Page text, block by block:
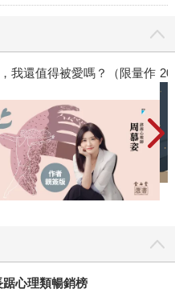
心理類暢銷榜